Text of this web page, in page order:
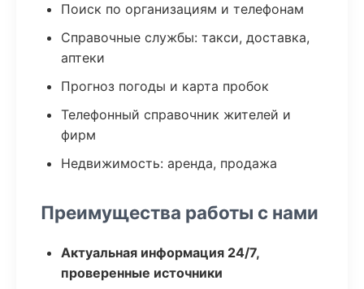
Поиск по организациям и телефонам
Справочные службы: такси, доставка,
аптеки
Прогноз погоды и карта пробок
Телефонный справочник жителей и
фирм
Недвижимость: аренда, продажа
Преимущества работы с нами
Актуальная информация 24/7,
проверенные источники